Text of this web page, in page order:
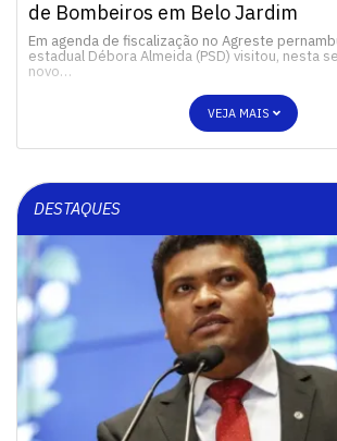
de Bombeiros em Belo Jardim
Em agenda de fiscalização no Agreste
estadual Débora Almeida (PSD) visitou, nesta
novo…
VEJA MAIS
DESTAQUES